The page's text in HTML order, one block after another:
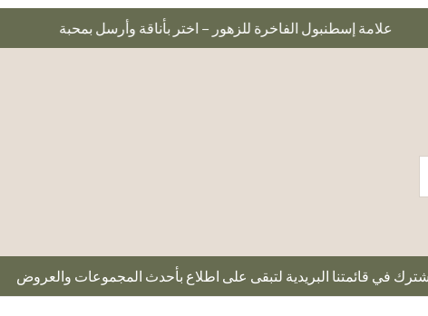
علامة إسطنبول الفاخرة للزهور – اختر بأناقة وأرسل بمحبة
اشترك في قائمتنا البريدية لتبقى على اطلاع بأحدث المجموعات والعروض.